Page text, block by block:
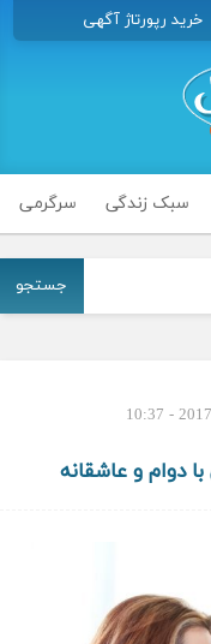
خرید رپورتاژ آگهی
سبک زندگی سرگرمی
جستجو